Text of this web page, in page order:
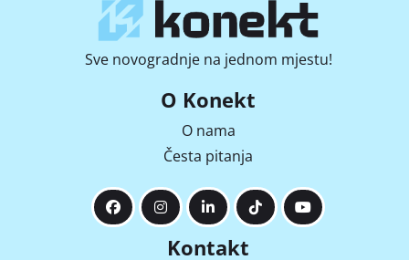
Sve novogradnje na jednom mjestu!
O Konekt
O nama
Česta pitanja
Kontakt